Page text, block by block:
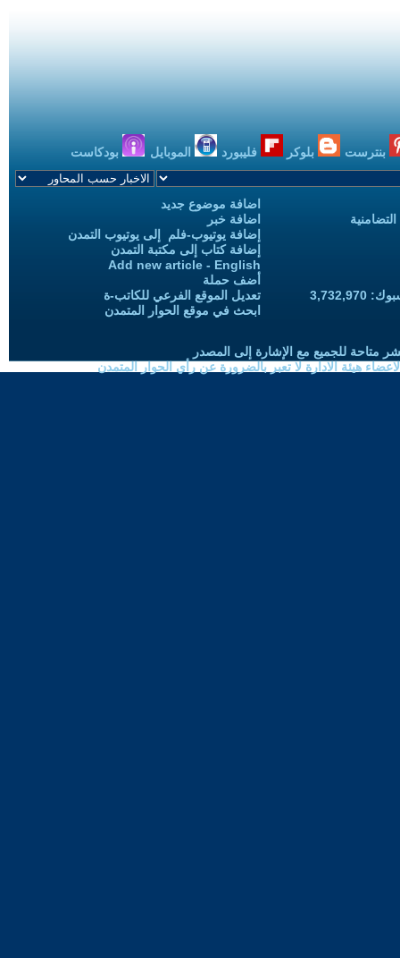
بنترست بلوكر فليبورد الموبايل بودكاست
اضافة موضوع جديد
اضافة خبر
إضافة يوتيوب-فلم إلى يوتيوب التمدن
إضافة كتاب إلى مكتبة التمدن
Add new article - English
أضف حملة
تعديل الموقع الفرعي للكاتب-ة
ابحث في موقع الحوار المتمدن
متاحة للجميع مع الإشارة إلى المصدر
هيئة الادارة لا تعبر بالضرورة عن رأي الحوار المتمدن